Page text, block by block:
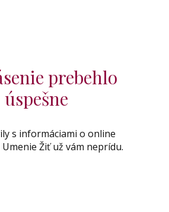
prebehlo
úspešne
s informáciami o online
Žiť už vám neprídu.